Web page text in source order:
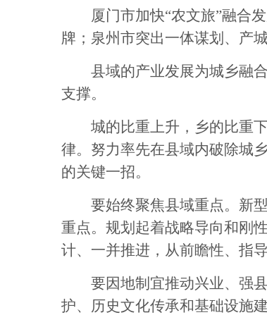
厦门市加快“农文旅”融合发
牌；泉州市突出一体谋划、产
县域的产业发展为城乡融合
支撑。
城的比重上升，乡的比重下
律。努力率先在县域内破除城
的关键一招。
要始终聚焦县域重点。新型
重点。规划起着战略导向和刚
计、一并推进，从前瞻性、指
要因地制宜推动兴业、强县
护、历史文化传承和基础设施